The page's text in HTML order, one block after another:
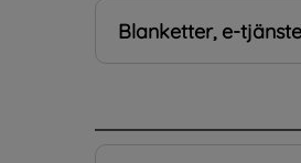
Blanketter, e-